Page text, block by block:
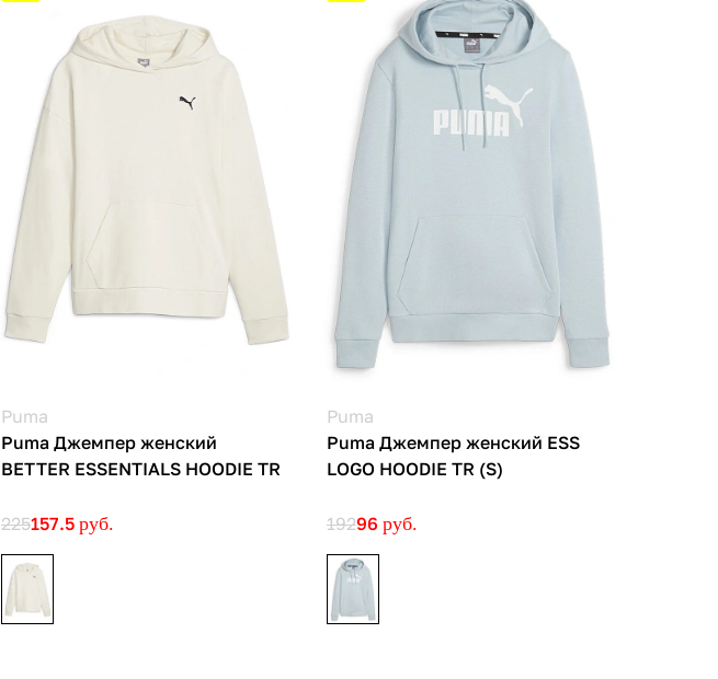
Puma
Puma Джемпер женский
BETTER ESSENTIALS HOODIE TR
225157.5 руб.
Puma
Puma Джемпер женский ESS
LOGO HOODIE TR (S)
19296 руб.